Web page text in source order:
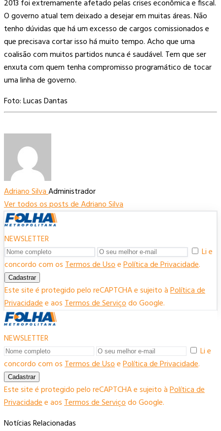
2013 foi extremamente afetado pelas crises econômica e fiscal.
O governo atual tem deixado a desejar em muitas áreas. Não
tenho dúvidas que há um excesso de cargos comissionados e
que precisava cortar isso há muito tempo. Acho que uma
coalisão com muitos partidos nunca é saudável. Tem que ser
enxuta com quem tenha compromisso programático de tocar
uma linha de governo.
Foto: Lucas Dantas
Adriano SilvaAdministrador
Ver todos os posts de Adriano Silva
NEWSLETTER
Li e
concordo com osTermos de UsoePolítica de Privacidade.
Cadastrar
Este site é protegido pelo reCAPTCHA e sujeito àPolítica de
Privacidadee aosTermos de Serviçodo Google.
NEWSLETTER
Li e
concordo com osTermos de UsoePolítica de Privacidade.
Cadastrar
Este site é protegido pelo reCAPTCHA e sujeito àPolítica de
Privacidadee aosTermos de Serviçodo Google.
Notícias Relacionadas